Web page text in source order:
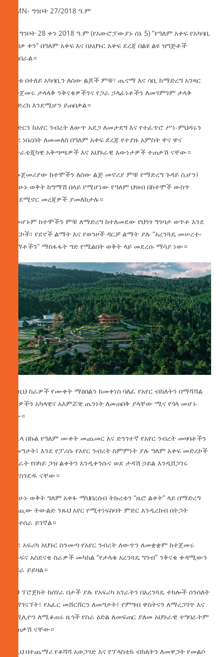
AMN- ግንቦት 27/2018 ዓ.ም
ነገ ግንቦት 28 ቀን 2018 ዓ.ም (የአውሮፓውያኑ ሰኔ 5) “የዓለም አቀፍ የአካባቢ
ጥበቃ ቀን” በዓለም አቀፍ እና በአህጉር አቀፍ ደረጃ በልዩ ልዩ ዝግጅቶች
ይከበራል።
ዕለቱ በተለይ አካባቢን ለሰው ልጆች ምቹ፣ ጤናማ እና ሳቢ ከማድረግ አንጻር
የተጀመሩ ታላላቅ ንቅናቄዎችንና የጋራ ኃላፊነቶችን ለመገምገም ታላቅ
መድረክ እንደሚሆን ይጠበቃል።
ምድርን ከአየር ንብረት ለውጥ አደጋ ለመታደግ እና የተፈጥሮ ሥነ-ምህዳሩን
ወደ ነበረበት ለመመለስ በዓለም አቀፍ ደረጃ የተያዙ አምስት ዋና ዋና
ስትራቴጂካዊ አቅጣጫዎች እና አህጉራዊ እውነታዎች ተጠቃሽ ናቸው።
የመጀመሪያው ከተሞችን ለሰው ልጅ መኖሪያ ምቹ የማድረግ ጉዳይ ሲሆን፤
በአሁኑ ወቅት ከግማሽ በላይ የሚሆነው የዓለም ህዝብ በከተሞች ውስጥ
እንደሚኖር መረጃዎች ያመለክታሉ።
በመሆኑም ከተሞችን ምቹ ለማድረግ ከተለመደው የህንፃ ግንባታ ወጥቶ እንደ
ፓርኮች፣ የደኖች ልማት እና የወንዞች ዳርቻ ልማት ያሉ “አረንጓዴ መሠረተ-
ልማቶችን” ማስፋፋት ግድ የሚልበት ወቅት ላይ መደረሱ ማሳያ ነው።
እነዚህ ስራዎች የሙቀት ማዕበልን ከመቀነስ ባለፈ የአየር ብክለትን በማሻሻል
የሰዎችን አካላዊና አእምሯዊ ጤንነት ለመጠበቅ ያላቸው ሚና የጎላ መሆኑ
ነው።
በሌላ በኩል የዓለም ሙቀት መጨመር እና ድንገተኛ የአየር ንብረት መዛባቶችን
ለመግታት፤ እንደ የፓሪሱ የአየር ንብረት ስምምነት ያሉ ዓለም አቀፍ መድረኮች
አገራት የበካይ ጋዝ ልቀትን እንዲቀንሱና ወደ ታዳሽ ኃይል እንዲሸጋገሩ
እያስገደዱ ናቸው።
በአሁኑ ወቅት ዓለም አቀፉ ማህበረሰብ ትኩረቱን “ዜሮ ልቀት” ላይ በማድረግ
መጪው ትውልድ ንጹህ አየር የሚተነፍስባት ምድር እንዲረከብ በትጋት
እየተሰራ ይገኛል።
ወደ አፍሪካ አህጉር ስንመጣ የአየር ንብረት ለውጥን ለመቋቋም ከተጀመሩ
ግዙፍና አስደናቂ ስራዎች መካከል “የታላቁ አረንጓዴ ግንብ” ንቅናቄ ቀዳሚውን
ስፍራ ይይዛል።
ይህ ፕሮጀክት ከሰሃራ በታች ያሉ የአፍሪካ አገራትን በአረንጓዴ ተክሎች ሰንሰለት
በማገናኘት፣ የአፈር መሸርሸርን ለመግታት፣ የምግብ ዋስትናን ለማረጋገጥ እና
በሚሊዮን ለሚቆጠሩ ዜጎች የስራ ዕድል ለመፍጠር ያለመ አህጉራዊ ተግባራትም
ተጠቃሽ ናቸው።
ከዚህ በተጨማሪ የቆሻሻ አወጋገድ እና የፕላስቲክ ብክለትን ለመዋጋት የመልሶ